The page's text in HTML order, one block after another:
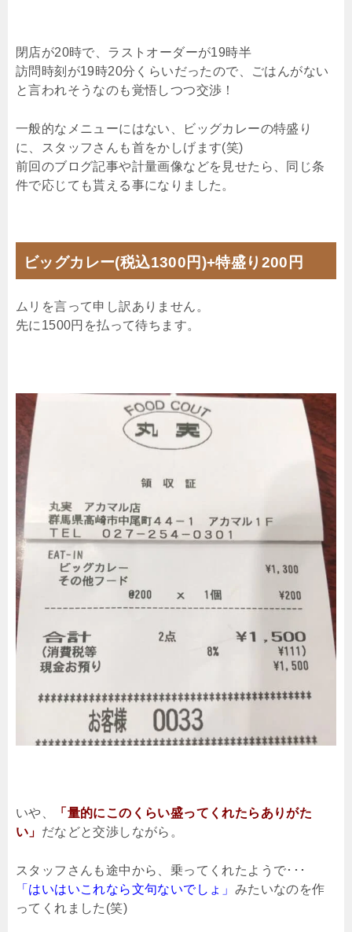
閉店が20時で、ラストオーダーが19時半
訪問時刻が19時20分くらいだったので、ごはんがない
と言われそうなのも覚悟しつつ交渉！
一般的なメニューにはない、ビッグカレーの特盛り
に、スタッフさんも首をかしげます(笑)
前回のブログ記事や計量画像などを見せたら、同じ条
件で応じても貰える事になりました。
ビッグカレー(税込1300円)+特盛り200円
ムリを言って申し訳ありません。
先に1500円を払って待ちます。
いや、
「量的にこのくらい盛ってくれたらありがた
い」 だなどと交渉しながら。
スタッフさんも途中から、乗ってくれたようで･･･
「はいはいこれなら文句ないでしょ」 みたいなのを作
ってくれました(笑)